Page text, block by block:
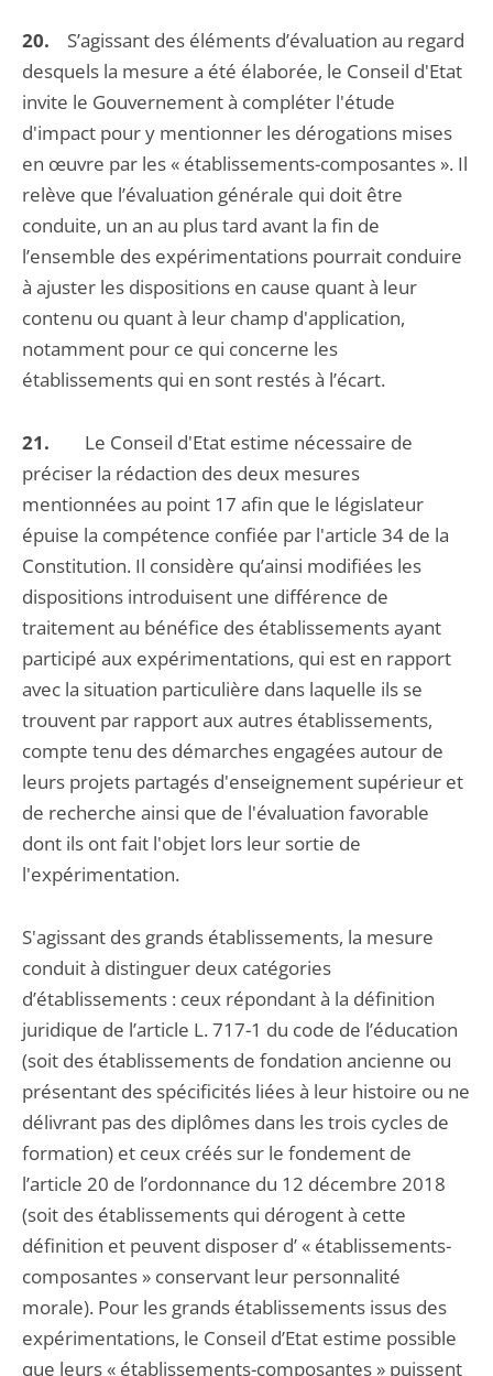
20. S’agissant des éléments d’évaluation au regard
desquels la mesure a été élaborée, le Conseil d'Etat
invite le Gouvernement à compléter l'étude
d'impact pour y mentionner les dérogations mises
en œuvre par les « établissements-composantes ». Il
relève que l’évaluation générale qui doit être
conduite, un an au plus tard avant la fin de
l’ensemble des expérimentations pourrait conduire
à ajuster les dispositions en cause quant à leur
contenu ou quant à leur champ d'application,
notamment pour ce qui concerne les
établissements qui en sont restés à l’écart.
21. Le Conseil d'Etat estime nécessaire de
préciser la rédaction des deux mesures
mentionnées au point 17 afin que le législateur
épuise la compétence confiée par l'article 34 de la
Constitution. Il considère qu’ainsi modifiées les
dispositions introduisent une différence de
traitement au bénéfice des établissements ayant
participé aux expérimentations, qui est en rapport
avec la situation particulière dans laquelle ils se
trouvent par rapport aux autres établissements,
compte tenu des démarches engagées autour de
leurs projets partagés d'enseignement supérieur et
de recherche ainsi que de l'évaluation favorable
dont ils ont fait l'objet lors leur sortie de
l'expérimentation.
S'agissant des grands établissements, la mesure
conduit à distinguer deux catégories
d’établissements : ceux répondant à la définition
juridique de l’article L. 717-1 du code de l’éducation
(soit des établissements de fondation ancienne ou
présentant des spécificités liées à leur histoire ou ne
délivrant pas des diplômes dans les trois cycles de
formation) et ceux créés sur le fondement de
l’article 20 de l’ordonnance du 12 décembre 2018
(soit des établissements qui dérogent à cette
définition et peuvent disposer d’ « établissements-
composantes » conservant leur personnalité
morale). Pour les grands établissements issus des
expérimentations, le Conseil d’Etat estime possible
que leurs « établissements-composantes » puissent